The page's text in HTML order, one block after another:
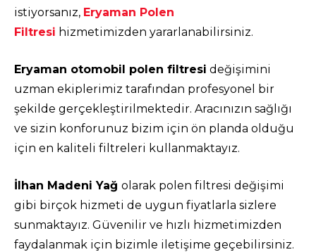
istiyorsanız, Eryaman Polen
Filtresi hizmetimizden yararlanabilirsiniz.
Eryaman otomobil polen filtresi değişimini
uzman ekiplerimiz tarafından profesyonel bir
şekilde gerçekleştirilmektedir. Aracınızın sağlığı
ve sizin konforunuz bizim için ön planda olduğu
için en kaliteli filtreleri kullanmaktayız.
İlhan Madeni Yağ olarak polen filtresi değişimi
gibi birçok hizmeti de uygun fiyatlarla sizlere
sunmaktayız. Güvenilir ve hızlı hizmetimizden
faydalanmak için bizimle iletişime geçebilirsiniz.